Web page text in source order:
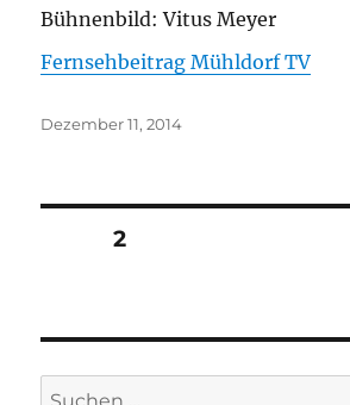
Bühnenbild: Vitus Meyer
Fernsehbeitrag Mühldorf TV
Veröffentlicht
Dezember 11, 2014
Beiträge
SEITE2
Suchen